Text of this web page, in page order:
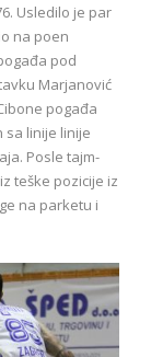
Usledilo je par
na poen
pod
Marjanović
pogađa
sa linije linije
Posle tajm-
teške pozicije iz
na parketu i